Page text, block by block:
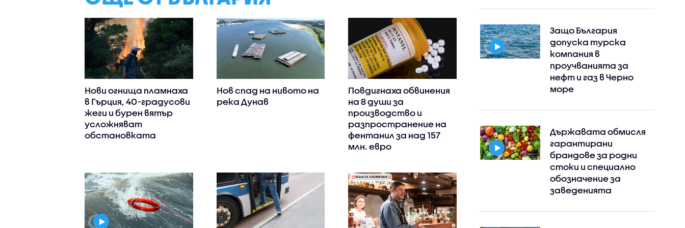
Нови огнища пламнаха
в Гърция, 40-градусови
жеги и бурен вятър
усложняват
обстановката
Нов спад на нивото на
река Дунав
Повдигнаха обвинения
на 8 души за
производство и
разпространение на
фентанил за над 157
млн. евро
Защо България
допуска турска
компания в
проучванията за
нефт и газ в Черно
море
Държавата обмисля
гарантирани
брандове за родни
стоки и специално
обозначение за
заведенията